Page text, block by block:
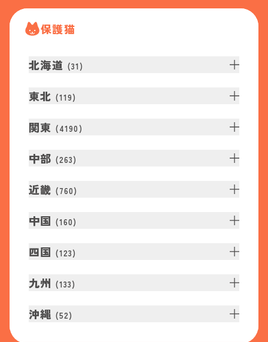
保護猫
北海道 (31 )
東北 (119)
関東 (4190 )
中部 (263)
近畿 (760)
中国 (160)
四国 (123)
九州 (133)
沖縄 (52)